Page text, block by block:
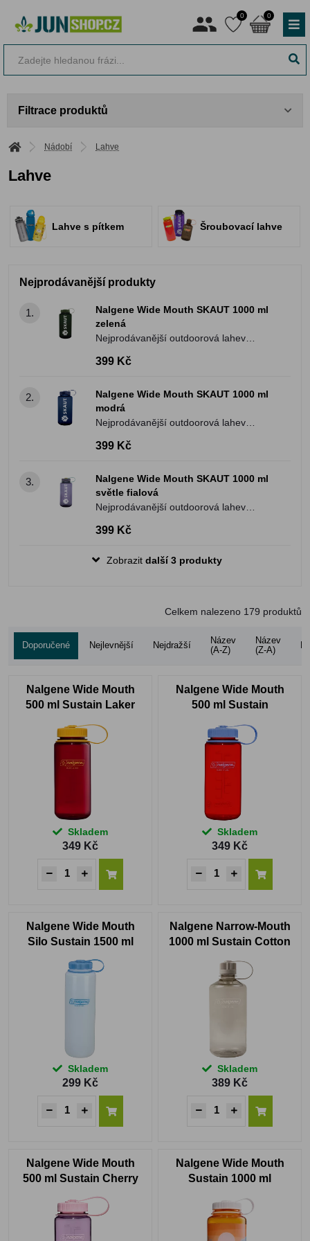
0 0
Filtrace produktů
Nádobí Lahve
Lahve
Lahve s pítkem Šroubovací lahve
Nejprodávanější produkty
1.
Nalgene Wide Mouth SKAUT 1000 ml
zelená
Nejprodávanější outdoorová lahev
Nalgene Wide Mouth 1000ml v
399 Kč
2.
Nalgene Wide Mouth SKAUT 1000 ml
modrá
Nejprodávanější outdoorová lahev
Nalgene Wide Mouth 1000ml v
399 Kč
3.
Nalgene Wide Mouth SKAUT 1000 ml
světle fialová
Nejprodávanější outdoorová lahev
Nalgene Wide Mouth 1000ml v
399 Kč
Zobrazit další 3 produkty
Celkem nalezeno 179 produktů
Doporučené Nejlevnější Nejdražší
Název
(A-Z)
Název
(Z-A)
Nalgene Wide Mouth
500 ml Sustain Laker
Skladem
349 Kč
Nalgene Wide Mouth
500 ml Sustain
Skladem
349 Kč
Nalgene Wide Mouth
Silo Sustain 1500 ml
White HDPE
Skladem
299 Kč
Nalgene Narrow-Mouth
1000 ml Sustain Cotton
Skladem
389 Kč
Nalgene Wide Mouth
500 ml Sustain Cherry
Nalgene Wide Mouth
Sustain 1000 ml
with Sunset